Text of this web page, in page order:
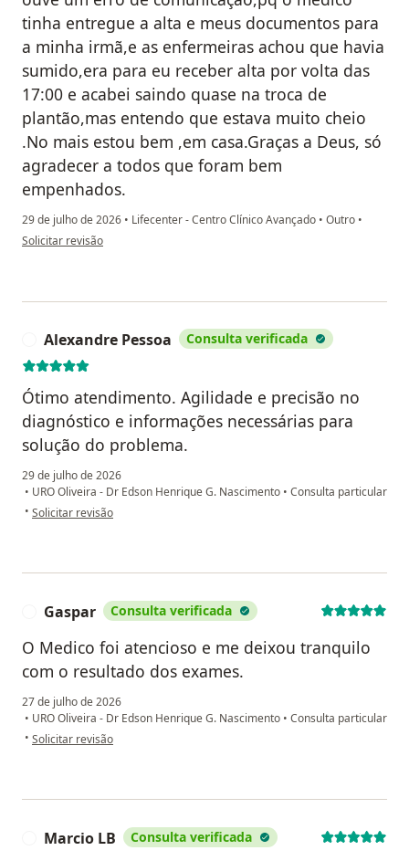
tinha entregue a alta e meus documentos para
a minha irmã,e as enfermeiras achou que havia
sumido,era para eu receber alta por volta das
17:00 e acabei saindo quase na troca de
plantão,mas entendo que estava muito cheio
.No mais estou bem ,em casa.Graças a Deus, só
agradecer a todos que foram bem
empenhados.
29 de julho de 2026 • Lifecenter - Centro Clínico Avançado • Outro •
na opinião do utilizador Renata Araújo Bretas
Solicitar revisão
Alexandre Pessoa Consulta verificada
Ótimo atendimento. Agilidade e precisão no
diagnóstico e informações necessárias para
solução do problema.
29 de julho de 2026
• URO Oliveira - Dr Edson Henrique G. Nascimento • Consulta particular
• na opinião do utilizador Alexandre Pessoa
Solicitar revisão
Gaspar Consulta verificada
O Medico foi atencioso e me deixou tranquilo
com o resultado dos exames.
27 de julho de 2026
• URO Oliveira - Dr Edson Henrique G. Nascimento • Consulta particular
• na opinião do utilizador Gaspar
Solicitar revisão
Marcio LB Consulta verificada